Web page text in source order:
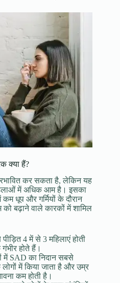
क्या हैं?
कर सकता है, लेकिन यह
में अधिक आम है। इसका
धूप और गर्मियों के दौरान
बढ़ाने वाले कारकों में शामिल
4 में से 3 महिलाएं होती
होते हैं।
में SAD का निदान सबसे
में किया जाता है और उम्र
कम होती है।